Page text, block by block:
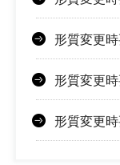
形質変更時
形質変更時
形質変更時